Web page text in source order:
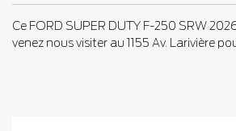
Ce FORD SUPER DUTY F-250 SRW
venez nous visiter au 1155 Av. Larivière